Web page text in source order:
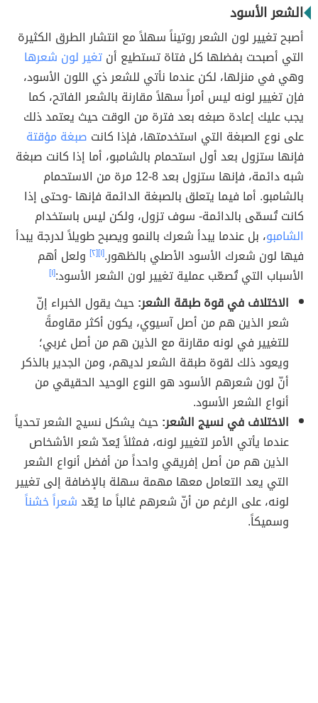
الشعر الأسود
أصبح تغيير لون الشعر روتيناً سهلاً مع انتشار الطرق الكثيرة
التي أصبحت بفضلها كل فتاة تستطيع أنتغير لون شعرها
وهي في منزلها، لكن عندما نأتي للشعر ذي اللون الأسود،
فإن تغيير لونه ليس أمراً سهلاً مقارنة بالشعر الفاتح، كما
يجب عليك إعادة صبغه بعد فترة من الوقت حيث يعتمد ذلك
على نوع الصبغة التي استخدمتها، فإذا كانت صبغة مؤقتة
فإنها ستزول بعد أول استحمام بالشامبو، أما إذا كانت صبغة
شبه دائمة، فإنها ستزول بعد 8-12 مرة من الاستحمام
بالشامبو. أما فيما يتعلق بالصبغة الدائمة فإنها -وحتى إذا
كانت تُسمّى بالدائمة- سوف تزول، ولكن ليس باستخدام
الشامبو، بل عندما يبدأ شعرك بالنمو ويصبح طويلاً لدرجة يبدأ
فيها لون شعرك الأسود الأصلي بالظهور.[١] [٢]
ولعل أهم
الأسباب التي تُصعّب عملية تغيير لون الشعر الأسود:[١]
الاختلاف في قوة طبقة الشعر:حيث يقول الخبراء إنّ
شعر الذين هم من أصل آسيوي، يكون أكثر مقاومةً
للتغيير في لونه مقارنة مع الذين هم من أصل غربي؛
ويعود ذلك لقوة طبقة الشعر لديهم، ومن الجدير بالذكر
أنّ لون شعرهم الأسود هو النوع الوحيد الحقيقي من
أنواع الشعر الأسود.
الاختلاف في نسيج الشعر:حيث يشكل نسيج الشعر تحدياً
عندما يأتي الأمر لتغيير لونه، فمثلاً يُعدّ شعر الأشخاص
الذين هم من أصل إفريقي واحداً من أفضل أنواع الشعر
التي يعد التعامل معها مهمة سهلة بالإضافة إلى تغيير
لونه، على الرغم من أنّ شعرهم غالباً ما يُعّدشعراً خشناً
وسميكاً.